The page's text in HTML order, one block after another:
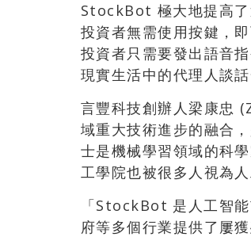
StockBot 極大地提高了
投資者無需使用按鍵，
投資者只需要發出語音
現實生活中的代理人談
言豐科技創辦人梁康忠
域重大技術進步的融合
士是機械學習領域的科
工學院也被很多人視為人
「StockBot 是人工智
府等多個行業提供了屢